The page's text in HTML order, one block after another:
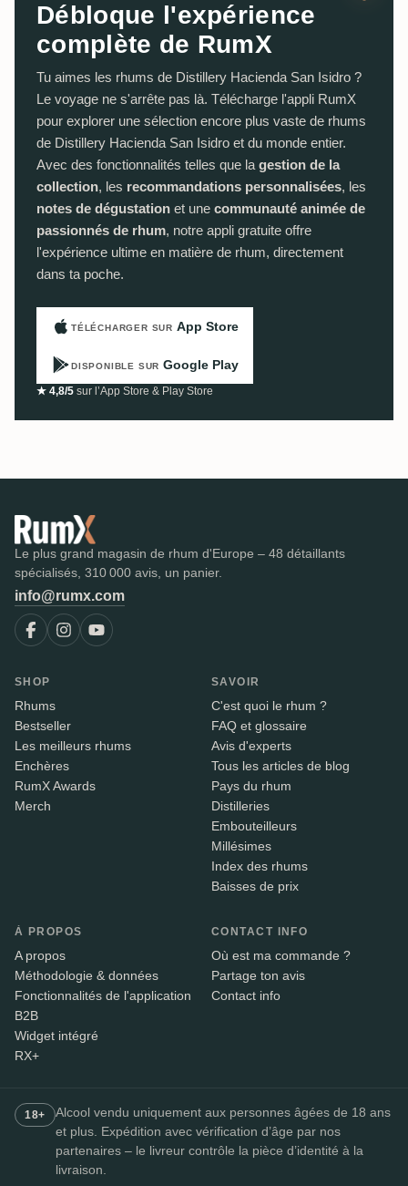
Débloque l'expérience
complète de RumX
Tu aimes les rhums de Distillery Hacienda San Isidro ?
Le voyage ne s'arrête pas là. Télécharge l'appli RumX
pour explorer une sélection encore plus vaste de rhums
de Distillery Hacienda San Isidro et du monde entier.
Avec des fonctionnalités telles que la gestion de la
collection, les recommandations personnalisées, les
notes de dégustation et une communauté animée de
passionnés de rhum, notre appli gratuite offre
l'expérience ultime en matière de rhum, directement
dans ta poche.
TÉLÉCHARGER SUR App Store
DISPONIBLE SUR Google Play
★ 4,8/5 sur l’App Store & Play Store
Le plus grand magasin de rhum d'Europe – 48 détaillants
spécialisés, 310 000 avis, un panier.
info@rumx.com
SHOP
Rhums
Bestseller
Les meilleurs rhums
Enchères
RumX Awards
Merch
SAVOIR
C'est quoi le rhum ?
FAQ et glossaire
Avis d'experts
Tous les articles de blog
Pays du rhum
Distilleries
Embouteilleurs
Millésimes
Index des rhums
Baisses de prix
À PROPOS
A propos
Méthodologie & données
Fonctionnalités de l'application
B2B
Widget intégré
RX+
CONTACT INFO
Où est ma commande ?
Partage ton avis
Contact info
18+
Alcool vendu uniquement aux personnes âgées de 18 ans
et plus. Expédition avec vérification d’âge par nos
partenaires – le livreur contrôle la pièce d’identité à la
livraison.